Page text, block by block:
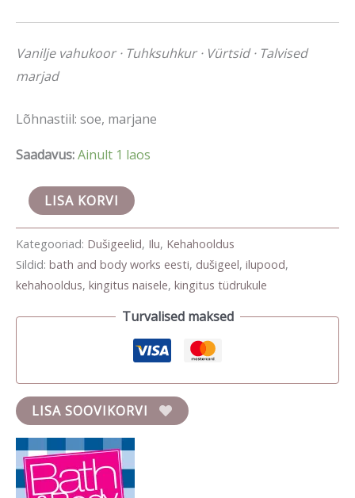
Vanilje vahukoor · Tuhksuhkur · Vürtsid · Talvised
marjad
Lõhnastiil: soe, marjane
Saadavus:Ainult 1 laos
LISA KORVI
Kategooriad: Dušigeelid, Ilu, Kehahooldus
Sildid: bath and body works eesti, dušigeel, ilupood,
kehahooldus, kingitus naisele, kingitus tüdrukule
Turvalised maksed
LISA SOOVIKORVI